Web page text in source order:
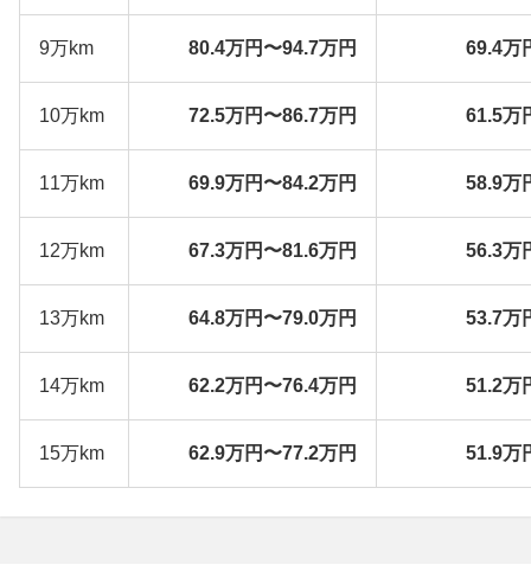
9万km 80.4万円〜94.7万円 69.4万
10万km 72.5万円〜86.7万円 61.5万
11万km 69.9万円〜84.2万円 58.9万
12万km 67.3万円〜81.6万円 56.3万
13万km 64.8万円〜79.0万円 53.7万
14万km 62.2万円〜76.4万円 51.2万
15万km 62.9万円〜77.2万円 51.9万